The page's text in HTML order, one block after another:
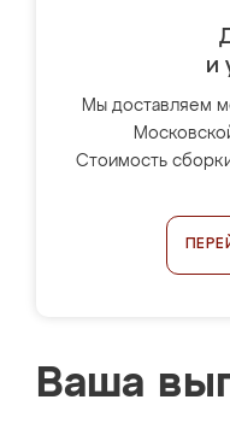
и
Мы доставляем
Стоимость
Ваша